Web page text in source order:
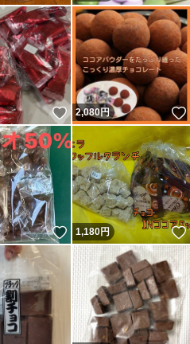
いいね！
2,080円
いいね！
1,180円